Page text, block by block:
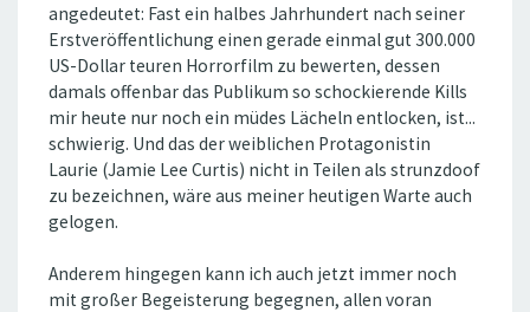
angedeutet: Fast ein halbes Jahrhundert nach seiner
Erstveröffentlichung einen gerade einmal gut 300.000
US-Dollar teuren Horrorfilm zu bewerten, dessen
damals offenbar das Publikum so schockierende Kills
mir heute nur noch ein müdes Lächeln entlocken, ist...
schwierig. Und das der weiblichen Protagonistin
Laurie (Jamie Lee Curtis) nicht in Teilen als strunzdoof
zu bezeichnen, wäre aus meiner heutigen Warte auch
gelogen.
Anderem hingegen kann ich auch jetzt immer noch
mit großer Begeisterung begegnen, allen voran